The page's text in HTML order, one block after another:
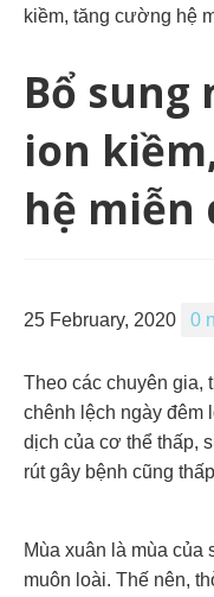
kiềm, tăng cường hệ
Bổ sung
ion
hệ miễn
25 February, 2020 0
Theo các chuyên gia,
chênh lệch ngày đêm
dịch của cơ thể thấp,
rút gây bệnh cũng
Mùa xuân là mùa của
muôn loài. Thế nên,